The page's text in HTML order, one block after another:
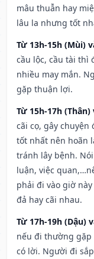
mâu thuẫn hay
lâu la nhưng tốt
Từ 13h-15h (Mùi)
cầu lộc, cầu tài thì
nhiều may mắn.
gặp thuận lợi.
Từ 15h-17h
cãi cọ, gây
tốt nhất nên hoãn
tránh lây bệnh.
luận, việc
phải đi vào giờ
đả hay cãi nhau.
Từ 17h-19h (Dậu)
nếu đi thường gặp
có lời. Người đi